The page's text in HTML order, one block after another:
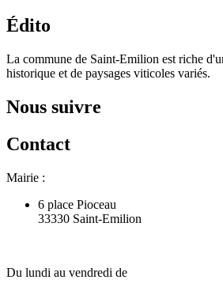
Édito
La commune de Saint-Emilion est riche
historique et de paysages viticoles variés.
Nous suivre
Contact
Mairie :
6 place Pioceau
33330 Saint-Emilion
Du lundi au vendredi de